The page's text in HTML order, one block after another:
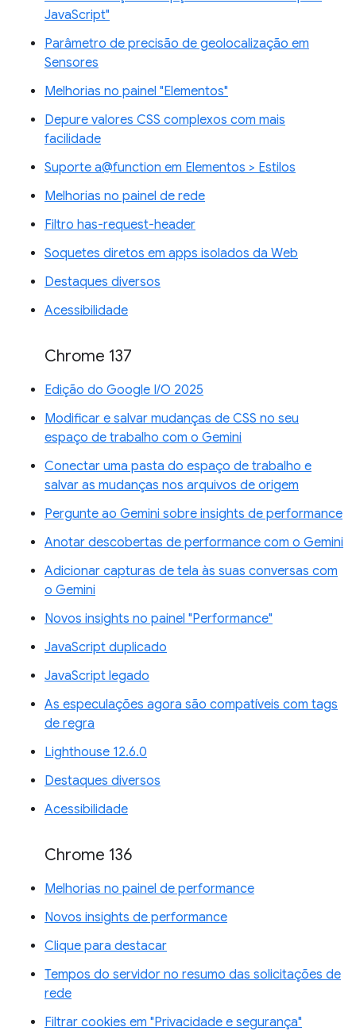
JavaScript"
Parâmetro de precisão de geolocalização em
Sensores
Melhorias no painel "Elementos"
Depure valores CSS complexos com mais
facilidade
Suporte a@function em Elementos > Estilos
Melhorias no painel de rede
Filtro has-request-header
Soquetes diretos em apps isolados da Web
Destaques diversos
Acessibilidade
Chrome 137
Edição do Google I/O 2025
Modificar e salvar mudanças de CSS no seu
espaço de trabalho com o Gemini
Conectar uma pasta do espaço de trabalho e
salvar as mudanças nos arquivos de origem
Pergunte ao Gemini sobre insights de performance
Anotar descobertas de performance com o Gemini
Adicionar capturas de tela às suas conversas com
o Gemini
Novos insights no painel "Performance"
JavaScript duplicado
JavaScript legado
As especulações agora são compatíveis com tags
de regra
Lighthouse 12.6.0
Destaques diversos
Acessibilidade
Chrome 136
Melhorias no painel de performance
Novos insights de performance
Clique para destacar
Tempos do servidor no resumo das solicitações de
rede
Filtrar cookies em "Privacidade e segurança"